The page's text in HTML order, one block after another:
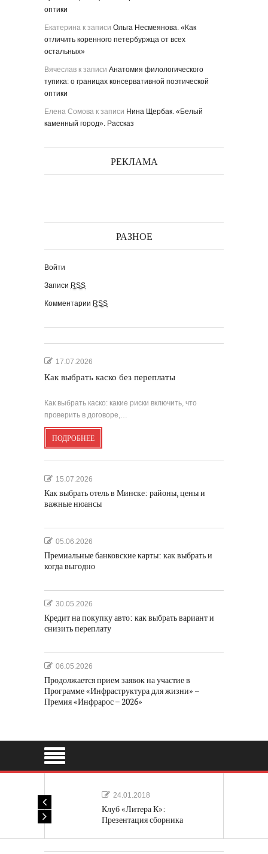
оптики
Екатерина к записи Ольга Несмеянова. «Как
отличить коренного петербуржца от всех
остальных»
Вячеслав к записи Анатомия филологического
тупика: о границах консервативной поэтической
оптики
Елена Сомова к записи Нина Щербак. «Белый
каменный город». Рассказ
РЕКЛАМА
РАЗНОЕ
Войти
Записи RSS
Комментарии RSS
17.07.2026
Как выбрать каско без переплаты
Как выбрать каско: какие риски включить, что
проверить в договоре,…
ПОДРОБНЕЕ
15.07.2026
Как выбрать отель в Минске: районы, цены и
важные нюансы
05.06.2026
Премиальные банковские карты: как выбрать и
когда выгодно
30.05.2026
Кредит на покупку авто: как выбрать вариант и
снизить переплату
06.05.2026
Продолжается прием заявок на участие в
Программе «Инфраструктура для жизни» –
Премия «Инфрарос – 2026»
24.01.2018
Клуб «Литера К»:
Презентация сборника